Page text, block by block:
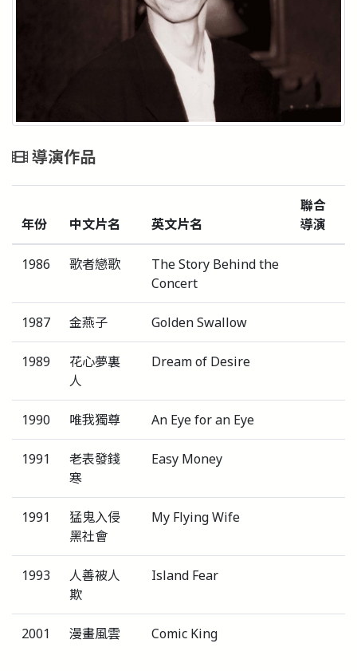
導演作品
年份 中文片名 英文片名
聯合
導演
1986 歌者戀歌
The Story Behind the
Concert
1987 金燕子 Golden Swallow
1989
花心夢裏
人
Dream of Desire
1990 唯我獨尊 An Eye for an Eye
1991
老表發錢
寒
Easy Money
1991
猛鬼入侵
黑社會
My Flying Wife
1993
人善被人
欺
Island Fear
2001 漫畫風雲 Comic King